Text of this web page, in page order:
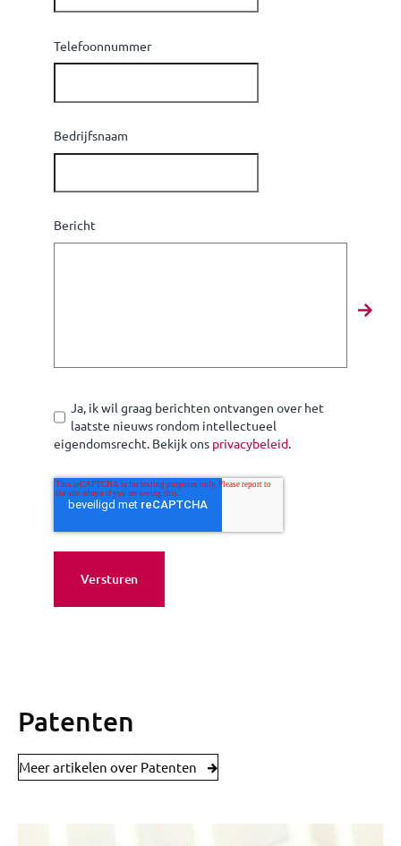
Telefoonnummer
Bedrijfsnaam
Bericht
Ja, ik wil graag berichten ontvangen over het
laatste nieuws rondom intellectueel
eigendomsrecht. Bekijk ons privacybeleid
Patenten
Meer artikelen over Patenten